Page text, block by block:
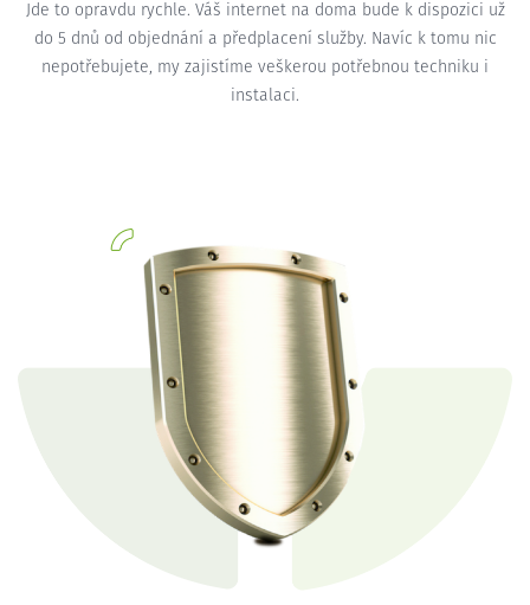
Jde to opravdu rychle. Váš internet na doma bude k dispozici už
do 5 dnů od objednání a předplacení služby. Navíc k tomu nic
nepotřebujete, my zajistíme veškerou potřebnou techniku i
instalaci.